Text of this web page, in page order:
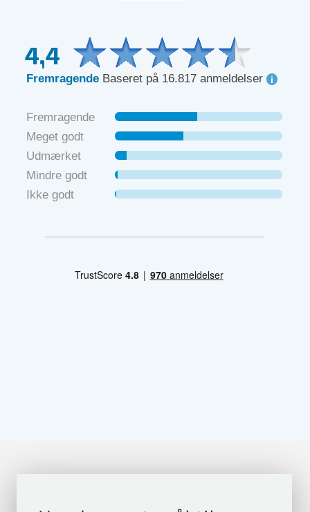
4,4
Fremragende Baseret på 16.817 anmeldelser
Fremragende
Meget godt
Udmærket
Mindre godt
Ikke godt